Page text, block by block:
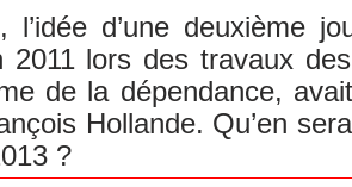
l’idée d’une deuxième
2011 lors des travaux
de la dépendance,
Hollande. Qu’en
?